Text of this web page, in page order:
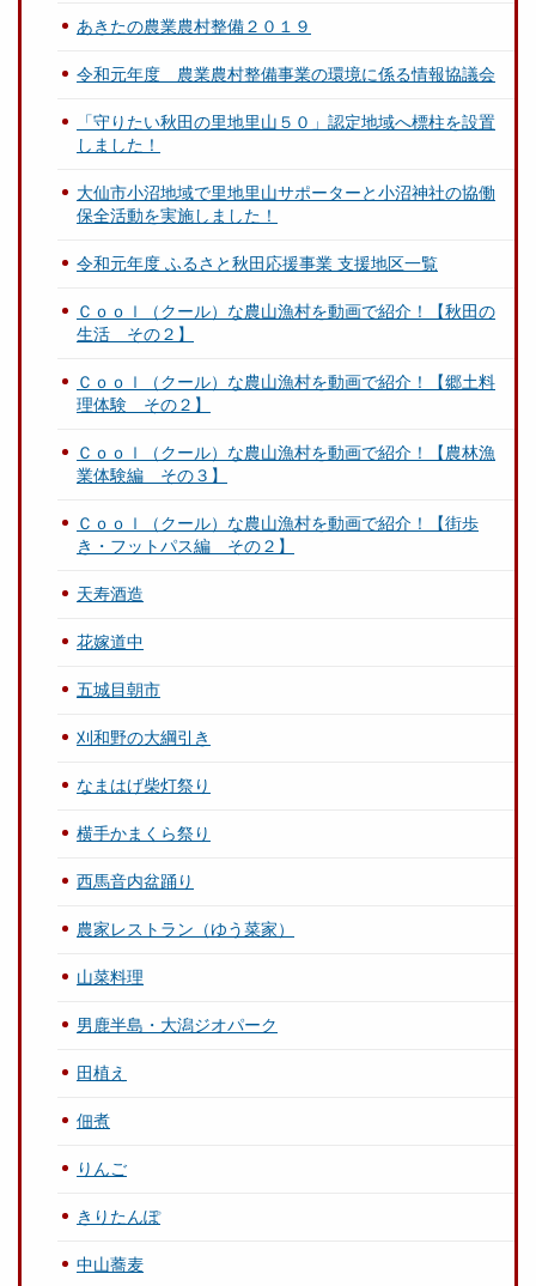
あきたの農業農村整備２０１９
令和元年度 農業農村整備事業の環境に係る情報協議会
「守りたい秋田の里地里山５０」認定地域へ標柱を設置
しました！
大仙市小沼地域で里地里山サポーターと小沼神社の協働
保全活動を実施しました！
令和元年度 ふるさと秋田応援事業 支援地区一覧
Ｃｏｏｌ（クール）な農山漁村を動画で紹介！【秋田の
生活 その２】
Ｃｏｏｌ（クール）な農山漁村を動画で紹介！【郷土料
理体験 その２】
Ｃｏｏｌ（クール）な農山漁村を動画で紹介！【農林漁
業体験編 その３】
Ｃｏｏｌ（クール）な農山漁村を動画で紹介！【街歩
き・フットパス編 その２】
天寿酒造
花嫁道中
五城目朝市
刈和野の大綱引き
なまはげ柴灯祭り
横手かまくら祭り
西馬音内盆踊り
農家レストラン（ゆう菜家）
山菜料理
男鹿半島・大潟ジオパーク
田植え
佃煮
りんご
きりたんぽ
中山蕎麦